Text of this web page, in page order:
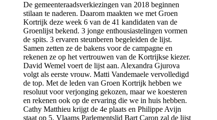
De gemeenteraadsverkiezingen van 2018 beginnen
stilaan te naderen. Daarom maakten we met Groen
Kortrijk deze week 6 van de 41 kandidaten van de
Groenlijst bekend. 3 jonge enthousiastelingen vormen
de spits. 3 ervaren steunberen begeleiden de lijst.
Samen zetten ze de bakens voor de campagne en
rekenen ze op het vertrouwen van de Kortrijkse kiezer.
David Wemel voert de lijst aan. Alexandra Gjurova
volgt als eerste vrouw. Matti Vandemaele vervolledigd
de top. Met de leden van Groen Kortrijk hebben we
resoluut voor verjonging gekozen, maar we koesteren
en rekenen ook op de ervaring die we in huis hebben.
Cathy Matthieu krijgt de 4e plaats en Philippe Avijn
staat op 5. Vlaams Parlementslid Bart Caron zal de lijst